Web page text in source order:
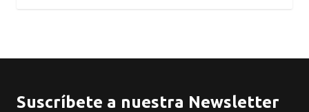
Suscríbete a nuestra Newsletter